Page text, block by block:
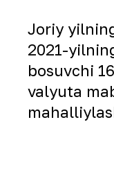
Joriy
2021-
bosuvchi
valyuta